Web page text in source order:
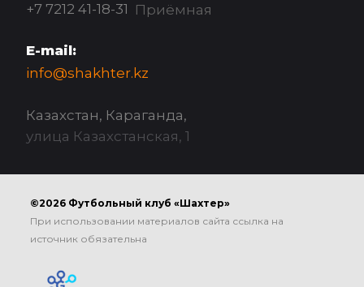
+7 7212 41-18-31 Приёмная
E-mail:
info@shakhter.kz
Казахстан, Караганда,
улица Казахстанская, 1
©2026 Футбольный клуб «Шахтер»
При использовании материалов сайта ссылка на
источник обязательна